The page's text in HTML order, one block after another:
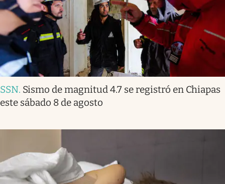
SSN. Sismo de magnitud 4.7 se registró en Chiapas
este sábado 8 de agosto